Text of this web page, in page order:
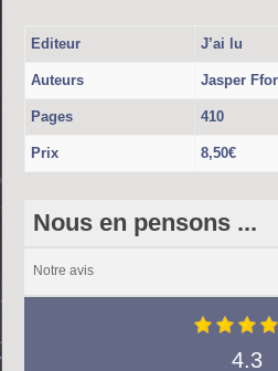
Editeur J’ai lu
Auteurs Jasper
Pages 410
Prix 8,50€
Nous en pensons ...
Notre avis
4.3